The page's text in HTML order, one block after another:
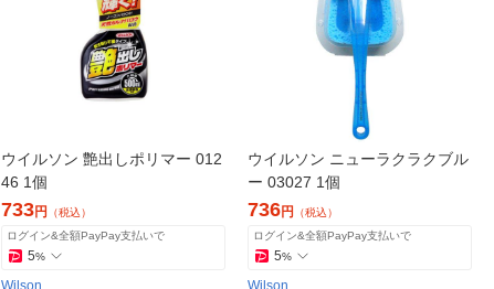
ウイルソン 艶出しポリマー 012
46 1個
733円
（税込）
ログイン&全額PayPay支払いで
5%
Wilson
ウイルソン ニューラクラクブル
ー 03027 1個
736円
（税込）
ログイン&全額PayPay支払いで
5%
Wilson